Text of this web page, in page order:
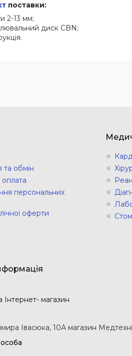
поставки:
2-13 мм;
диск CBN;
обмін
персональних
оферти
Інтернет- магазин
Івасюка, 10А магазин